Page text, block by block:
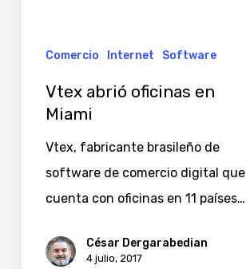
Comercio Internet Software
Vtex abrió oficinas en
Miami
Vtex, fabricante brasileño de
software de comercio digital que
cuenta con oficinas en 11 países…
César Dergarabedian
4 julio, 2017